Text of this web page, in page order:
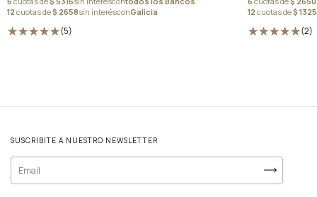
(5) (2)
SUSCRIBITE A NUESTRO NEWSLETTER